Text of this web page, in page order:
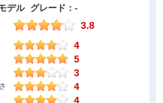
〜〜〜〜〜〜〜〜〜〜〜〜〜〜〜〜〜
〜〜〜〜〜〜〜〜〜街乗り燃費
〜〜〜〜〜車体の形が格好良
〜〜〜ボディー色も気に入って
〜〜〜
デル グレード：-
3.8
4
5
3
4
4